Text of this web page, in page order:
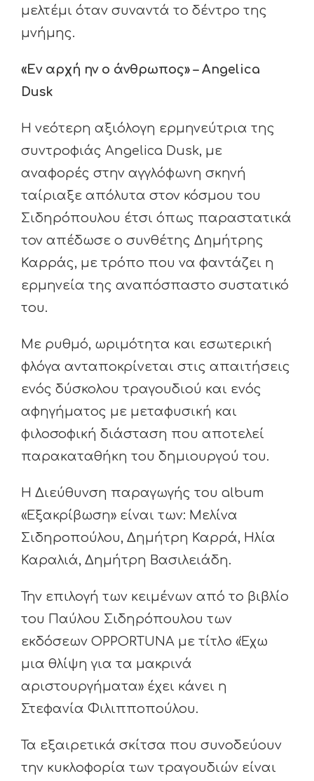
μελτέμι όταν συναντά το δέντρο της
μνήμης.
«Εν αρχή ην ο άνθρωπος» – Angelica
Dusk
Η νεότερη αξιόλογη ερμηνεύτρια της
συντροφιάς Angelica Dusk, με
αναφορές στην αγγλόφωνη σκηνή
ταίριαξε απόλυτα στον κόσμου του
Σιδηρόπουλου έτσι όπως παραστατικά
τον απέδωσε ο συνθέτης Δημήτρης
Καρράς, με τρόπο που να φαντάζει η
ερμηνεία της αναπόσπαστο συστατικό
του.
Με ρυθμό, ωριμότητα και εσωτερική
φλόγα ανταποκρίνεται στις απαιτήσεις
ενός δύσκολου τραγουδιού και ενός
αφηγήματος με μεταφυσική και
φιλοσοφική διάσταση που αποτελεί
παρακαταθήκη του δημιουργού του.
Η Διεύθυνση παραγωγής του album
«Εξακρίβωση» είναι των: Μελίνα
Σιδηροπούλου, Δημήτρη Καρρά, Ηλία
Καραλιά, Δημήτρη Βασιλειάδη.
Την επιλογή των κειμένων από το βιβλίο
του Παύλου Σιδηρόπουλου των
εκδόσεων OPPORTUNA με τίτλο «Έχω
μια θλίψη για τα μακρινά
αριστουργήματα» έχει κάνει η
Στεφανία Φιλιπποπούλου.
Τα εξαιρετικά σκίτσα που συνοδεύουν
την κυκλοφορία των τραγουδιών είναι